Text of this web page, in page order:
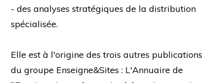
- des analyses stratégiques de la distribution
spécialisée.
Elle est à l'origine des trois autres publications
du groupe Enseigne&Sites : L'Annuaire de